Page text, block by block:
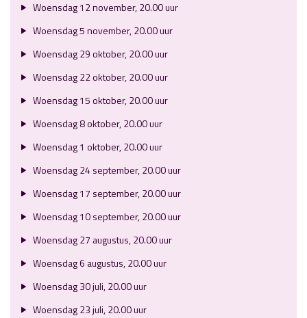
Woensdag 12 november, 20.00 uur
Woensdag 5 november, 20.00 uur
Woensdag 29 oktober, 20.00 uur
Woensdag 22 oktober, 20.00 uur
Woensdag 15 oktober, 20.00 uur
Woensdag 8 oktober, 20.00 uur
Woensdag 1 oktober, 20.00 uur
Woensdag 24 september, 20.00 uur
Woensdag 17 september, 20.00 uur
Woensdag 10 september, 20.00 uur
Woensdag 27 augustus, 20.00 uur
Woensdag 6 augustus, 20.00 uur
Woensdag 30 juli, 20.00 uur
Woensdag 23 juli, 20.00 uur